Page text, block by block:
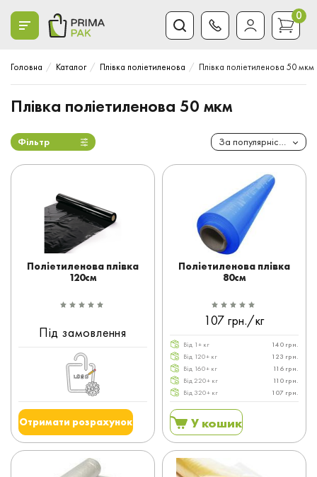
0
Головна Каталог Плівка поліетиленова Плівка поліетиленова 50 мкм
Плівка поліетиленова 50 мкм
Фільтр За популярністю
Поліетиленова плівка
120см
Під замовлення
Отримати розрахунок
Поліетиленова плівка
80см
107 грн./кг
Від 1+ кг
140 грн.
Від 120+ кг
123 грн.
Від 160+ кг
116 грн.
Від 220+ кг
110 грн.
Від 320+ кг
107 грн.
У кошик